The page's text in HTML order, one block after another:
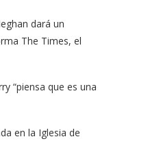
dará un
The Times, el
“piensa que es una
en la Iglesia de